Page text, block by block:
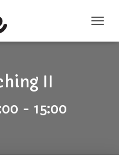
A
N
II
- 15:00